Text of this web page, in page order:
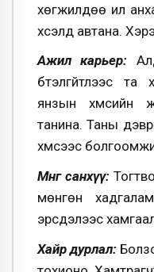
хөгжилдөө илүү
хүсэлд автана.
Ажил карьер:
бүтэлгүйтлээс
янзын
танина. Таны
хүмүүсээс
Мөнгө санхүү:
мөнгөн
эрсдэлээс
Хайр дурлал: